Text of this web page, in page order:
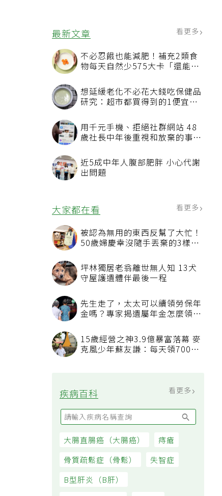
最新文章 看更多
不必忍餓也能減肥！補充2類食
物每天自然少575大卡「還能吃
想延緩老化不必花大錢吃保健品
研究：超市都買得到的1便宜食
用千元手機、拒絕社群網站 48
歲社長中年後重視和放棄的事：
近5成中年人腹部肥胖 小心代謝
出問題
大家都在看
被認為無用的東西反幫了大忙！
50歲婦慶幸沒隨手丟棄的3樣物
坪林獨居老翁離世無人知 13犬
守屋護遺體伴最後一程
先生走了，太太可以續領勞保年
15歲經營之神3.9億暴富落幕 麥
克風少年蘇友謙：每天領700元
疾病百科